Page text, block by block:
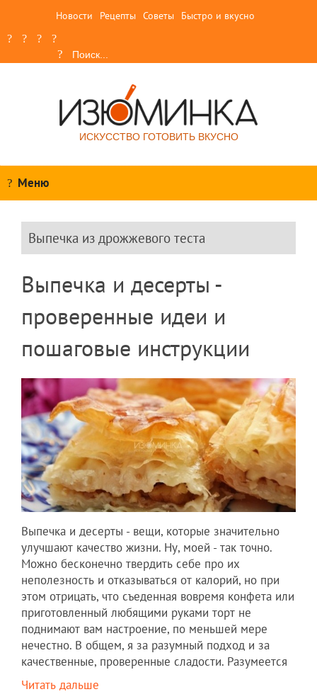
Новости Рецепты Советы Быстро и вкусно
ИСКУССТВО ГОТОВИТЬ ВКУСНО
Меню
Выпечка из дрожжевого теста
Выпечка и десерты -
проверенные идеи и
пошаговые инструкции
Выпечка и десерты - вещи, которые значительно
улучшают качество жизни. Ну, моей - так точно.
Можно бесконечно твердить себе про их
неполезность и отказываться от калорий, но при
этом отрицать, что съеденная вовремя конфета или
приготовленный любящими руками торт не
поднимают вам настроение, по меньшей мере
нечестно. В общем, я за разумный подход и за
качественные, проверенные сладости. Разумеется
Читать дальше